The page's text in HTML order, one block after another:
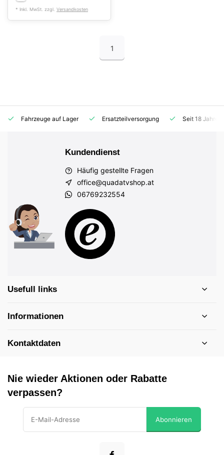
* Inkl. MwSt. zzgl. Versandkosten
1
Fahrzeuge auf Lager Ersatzteilversorgung Seit 18
Kundendienst
Häufig gestellte Fragen
office@quadatvshop.at
06769232554
Usefull links
Informationen
Kontaktdaten
Nie wieder Aktionen oder Rabatte
verpassen?
Abonnieren